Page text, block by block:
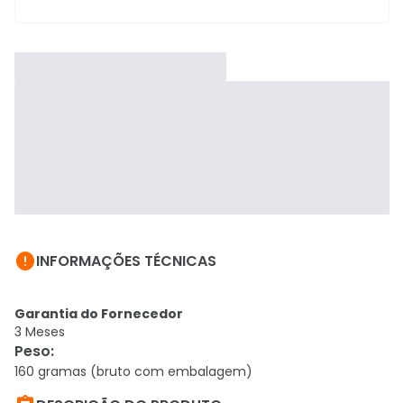
INFORMAÇÕES TÉCNICAS
Garantia do Fornecedor
3 Meses
Peso:
160 gramas (bruto com embalagem)